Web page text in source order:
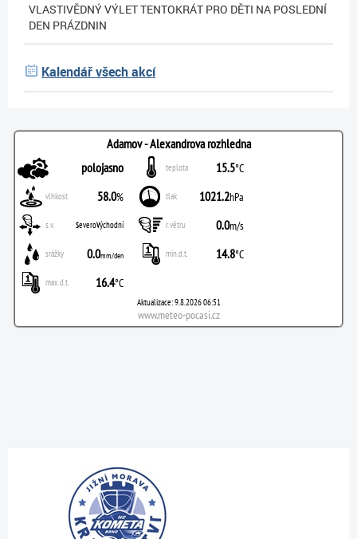
VLASTIVĚDNÝ VÝLET TENTOKRÁT PRO DĚTI NA POSLEDNÍ
DEN PRÁZDNIN
Kalendář všech akcí